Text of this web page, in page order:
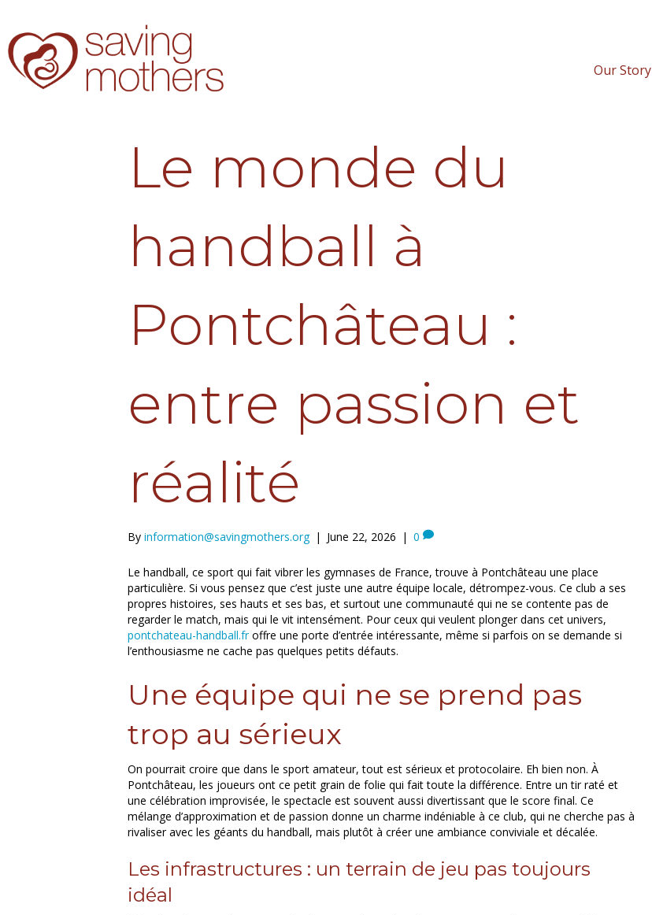
Our Story
Le monde du
handball à
Pontchâteau :
entre passion et
réalité
By information@savingmothers.org | June 22, 2026 | 0
Le handball, ce sport qui fait vibrer les gymnases de France, trouve à Pontchâteau une place
particulière. Si vous pensez que c’est juste une autre équipe locale, détrompez-vous. Ce club a ses
propres histoires, ses hauts et ses bas, et surtout une communauté qui ne se contente pas de
regarder le match, mais qui le vit intensément. Pour ceux qui veulent plonger dans cet univers,
pontchateau-handball.froffre une porte d’entrée intéressante, même si parfois on se demande si
l’enthousiasme ne cache pas quelques petits défauts.
Une équipe qui ne se prend pas
trop au sérieux
On pourrait croire que dans le sport amateur, tout est sérieux et protocolaire. Eh bien non. À
Pontchâteau, les joueurs ont ce petit grain de folie qui fait toute la différence. Entre un tir raté et
une célébration improvisée, le spectacle est souvent aussi divertissant que le score final. Ce
mélange d’approximation et de passion donne un charme indéniable à ce club, qui ne cherche pas à
rivaliser avec les géants du handball, mais plutôt à créer une ambiance conviviale et décalée.
Les infrastructures : un terrain de jeu pas toujours
idéal